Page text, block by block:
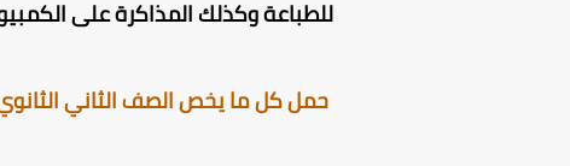
للطباعة وكذلك المذاكرة على
حمل كل ما يخص الصف الثاني الثانوي